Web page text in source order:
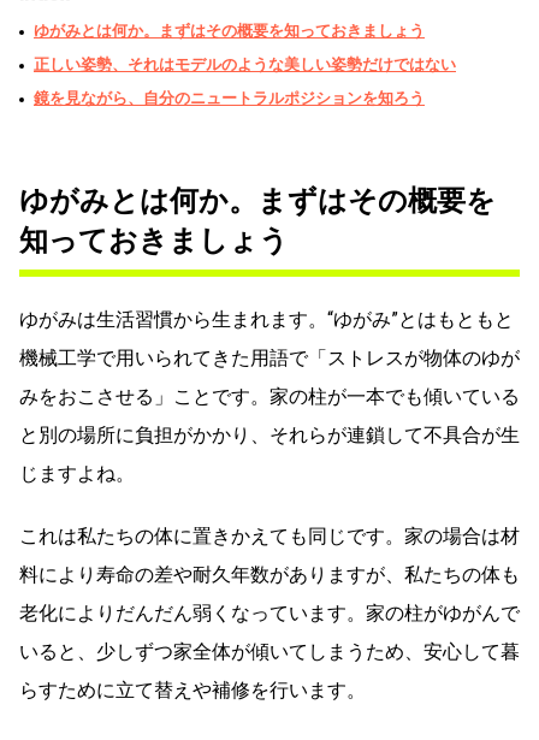
ゆがみとは何か。まずはその概要を知っておきましょう
正しい姿勢、それはモデルのような美しい姿勢だけではない
鏡を見ながら、自分のニュートラルポジションを知ろう
ゆがみとは何か。まずはその概要を
知っておきましょう
ゆがみは生活習慣から生まれます。“ゆがみ”とはもともと
機械工学で用いられてきた用語で「ストレスが物体のゆが
みをおこさせる」ことです。家の柱が一本でも傾いている
と別の場所に負担がかかり、それらが連鎖して不具合が生
じますよね。
これは私たちの体に置きかえても同じです。家の場合は材
料により寿命の差や耐久年数がありますが、私たちの体も
老化によりだんだん弱くなっています。家の柱がゆがんで
いると、少しずつ家全体が傾いてしまうため、安心して暮
らすために立て替えや補修を行います。